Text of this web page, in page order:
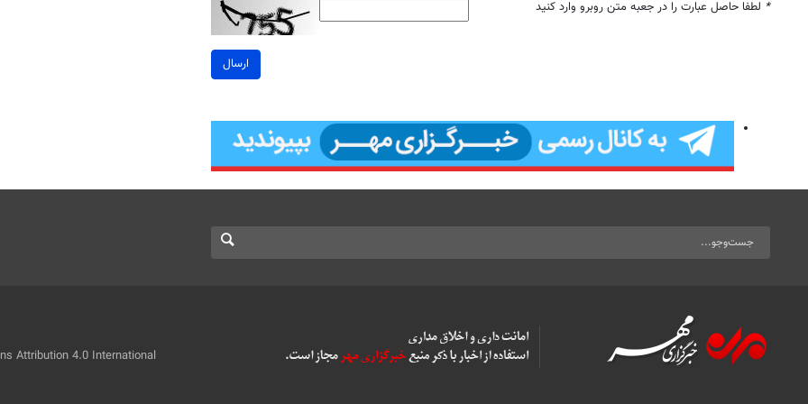
* لطفا حاصل عبارت را در جعبه متن روبرو وارد کنید
ارسال
Attribution 4.0 International